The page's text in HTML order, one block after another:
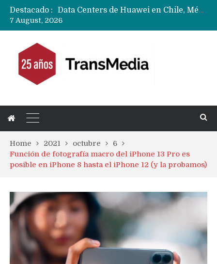
Destacado :
Data Centers de Huawei en Chile, México, Brasil,Perú y Argentina podrían verse afectados por arremetida de EE.UU
7 August, 2026
Home 2021 octubre
6
Función de fotografía macro del iPhone 13 Pro es
posible en iPhone 8 hasta el iPhone 12 (y la probamos)